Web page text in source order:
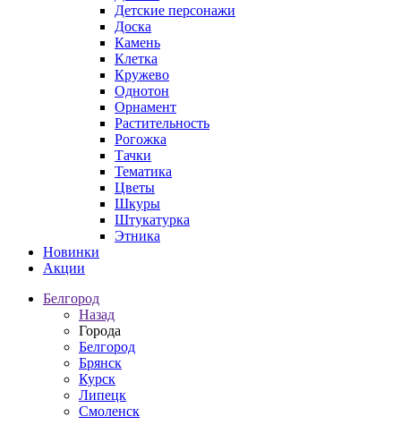
Детские персонажи
Доска
Камень
Клетка
Кружево
Однотон
Орнамент
Растительность
Рогожка
Тачки
Тематика
Цветы
Шкуры
Штукатурка
Этника
Новинки
Акции
Белгород
Назад
Города
Белгород
Брянск
Курск
Липецк
Смоленск